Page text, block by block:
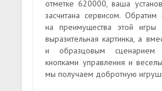
отметке 620000, ваша
засчитана сервисом.
на преимущества этой
выразительная картинка, а
и образцовым сценарием
кнопками управления и
мы получаем добротную